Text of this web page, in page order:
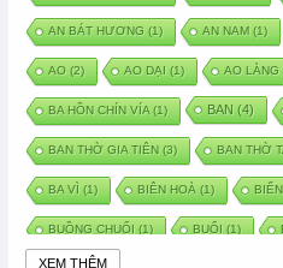
AN BÁT HƯƠNG (1) AN NAM(1)
AO (2) AO DẠI (1) AO LÀNG
BA HỒN CHÍN VÍA(1) BAN (4)
BAN THỜ GIA TIÊN (3) BAN THỜ
BA VÌ (1) BIÊN HOÀ (1) BIỂN
BUỒNG CHUỐI (1) BUỔI (1)
XEM THÊM